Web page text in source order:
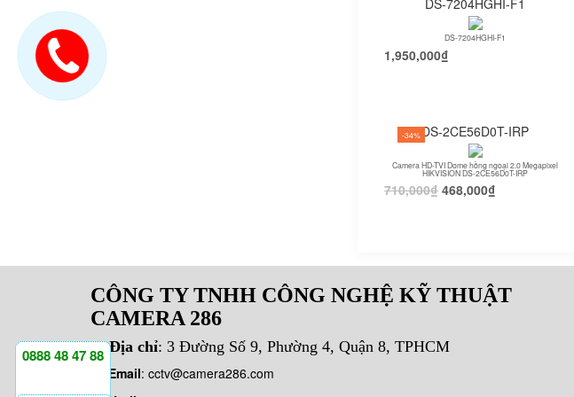
DS-7204HGHI-F1
1,950,000₫
-34%DS-2CE56D0T-IRP
Camera HD-TVI Dome hồng ngoại 2.0 Megapixel
HIKVISION DS-2CE56D0T-IRP
710,000₫ 468,000₫
CÔNG TY TNHH CÔNG NGHỆ KỸ THUẬT
CAMERA 286
Địa chỉ: 3 Đường Số 9, Phường 4, Quận 8, TPHCM
Email: cctv@camera286.com
0888 48 47 88